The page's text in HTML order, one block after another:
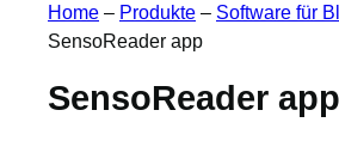
Home – Produkte – Software für
SensoReader app
SensoReader app